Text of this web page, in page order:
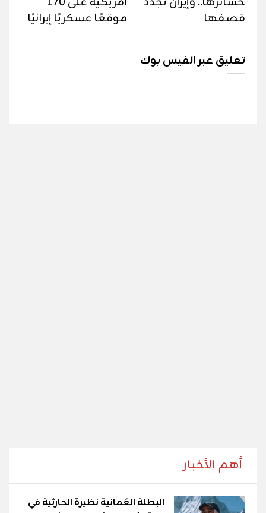
قصفها
موقعًا عسكريًا إيرانيًا
تعليق عبر الفيس بوك
أهم الأخبار
البطلة العُمانية نظيرة الحارثية في